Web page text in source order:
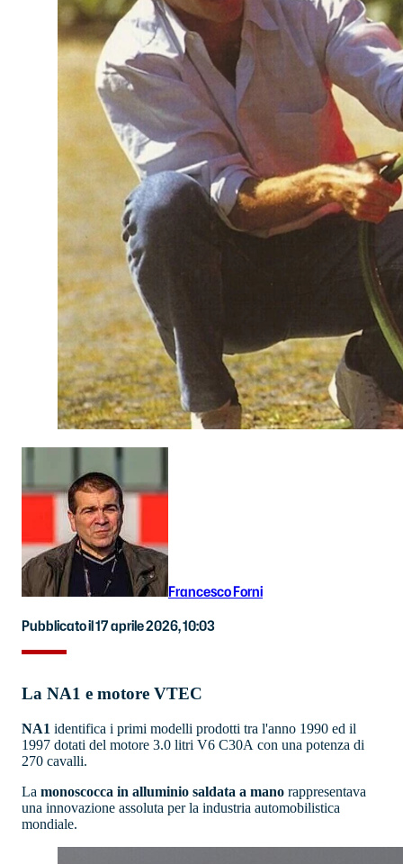
Francesco Forni
Pubblicato il 17 aprile 2026, 10:03
La NA1 e motore VTEC
NA1 identifica i primi modelli prodotti tra l'anno 1990 ed il
1997 dotati del motore 3.0 litri V6 C30A con una potenza di
270 cavalli.
La monoscocca in alluminio saldata a mano rappresentava
una innovazione assoluta per la industria automobilistica
mondiale.